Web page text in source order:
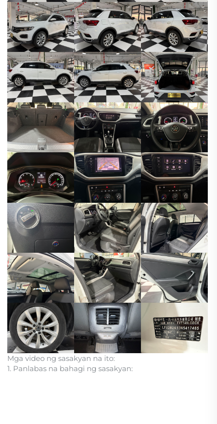
Mga video ng sasakyan na ito:
1. Panlabas na bahagi ng sasakyan: